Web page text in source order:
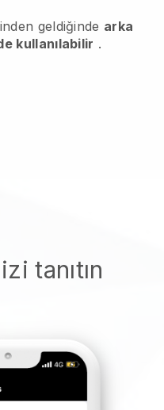
geldiğinde arka
kullanılabilir .
tanıtın